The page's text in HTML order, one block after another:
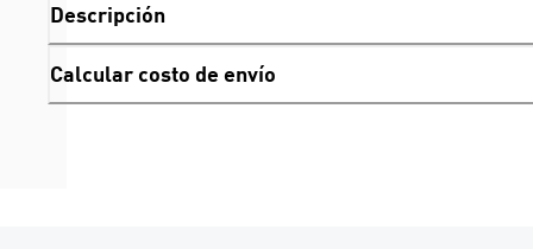
Descripción
Calcular costo de envío